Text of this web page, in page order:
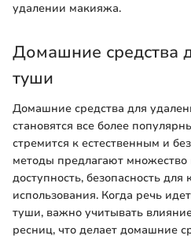
удалении макияжа.
Домашние средства
туши
Домашние средства для
становятся все более
стремится к естественным и
методы предлагают множество
доступность, безопасность для
использования. Когда речь
туши, важно учитывать
ресниц, что делает домашние